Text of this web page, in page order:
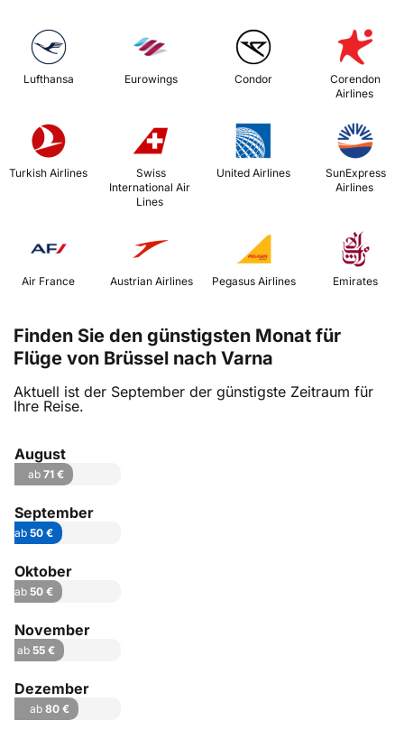
Lufthansa Eurowings Condor
Corendon
Airlines
Turkish Airlines
International Air
Lines
United Airlines
Airlines
Air France Austrian Airlines Emirates
Finden Sie den günstigsten Monat für
Flüge von Brüssel nach Varna
Aktuell ist der September der günstigste Zeitraum für
Ihre Reise.
August
ab71 €
September
ab 50 €
Oktober
ab 50 €
November
ab 55 €
Dezember
ab 80 €